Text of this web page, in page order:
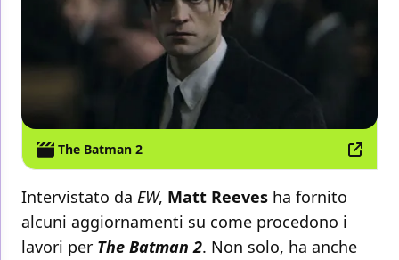
The Batman 2
Intervistato da EW, Matt Reeves ha fornito
alcuni aggiornamenti su come procedono i
lavori per The Batman 2. Non solo, ha anche